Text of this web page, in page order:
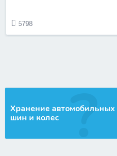
5798
Хранение автомобильных
шин и колес